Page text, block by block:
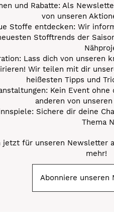
und Rabatte: Als
von unseren
Stoffe entdecken: Wir
Stofftrends der
Lass dich von unseren
Wir teilen mit dir
heißesten Tipps und
Kein Event
anderen von
Sichere dir deine
Thema
jetzt für unseren Newsletter
mehr!
Abonniere unseren